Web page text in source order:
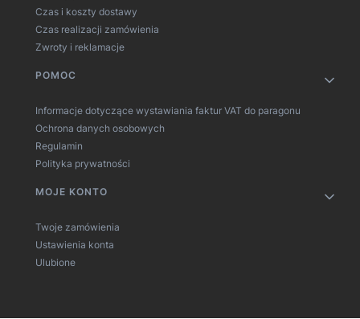
Czas i koszty dostawy
Czas realizacji zamówienia
Zwroty i reklamacje
POMOC
Informacje dotyczące wystawiania faktur VAT do paragonu
Ochrona danych osobowych
Regulamin
Polityka prywatności
MOJE KONTO
Twoje zamówienia
Ustawienia konta
Ulubione